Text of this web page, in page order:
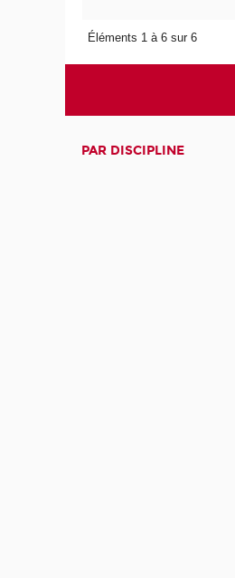
Éléments 1 à 6 sur 6
PAR DISCIPLINE